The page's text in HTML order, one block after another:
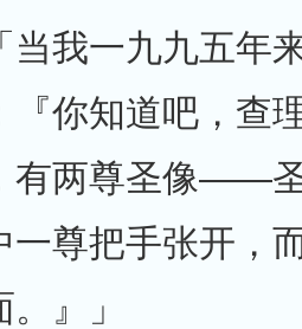
当我一九九五年
『你知道吧，查
有两尊圣像——
一尊把手张开，
』」